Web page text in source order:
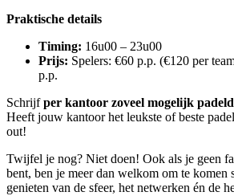
Praktische details
Timing: 16u00 – 23u00
Prijs: Spelers: €60 p.p. (€120 per
p.p.
Schrijfper kantoor zoveel mogelijk
Heeft jouw kantoor het leukste of beste
out!
Twijfel je nog? Niet doen! Ook als je geen
bent, ben je meer dan welkom om te komen
genieten van de sfeer, het netwerken én de